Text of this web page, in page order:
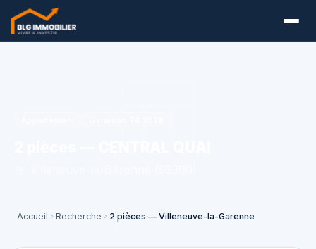
Accueil Recherche 2 pièces — Villeneuve-la-Garenne